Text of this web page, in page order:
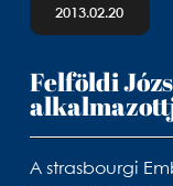
2013.02.20
Felföldi
A strasbourgi